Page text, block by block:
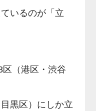
いるのが「立
区（港区・渋谷
黒区）にしか立